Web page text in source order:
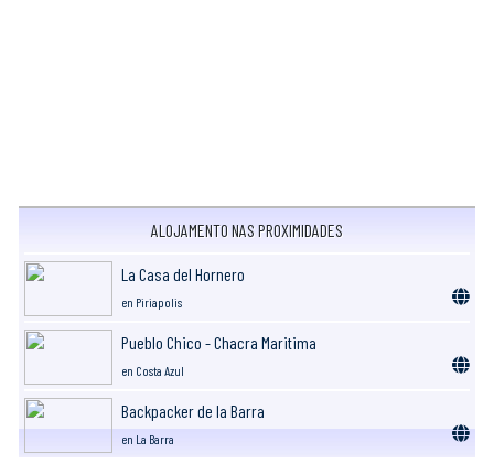
ALOJAMENTO NAS PROXIMIDADES
La Casa del Hornero
en Piriapolis
Pueblo Chico - Chacra Maritima
en Costa Azul
Backpacker de la Barra
en La Barra